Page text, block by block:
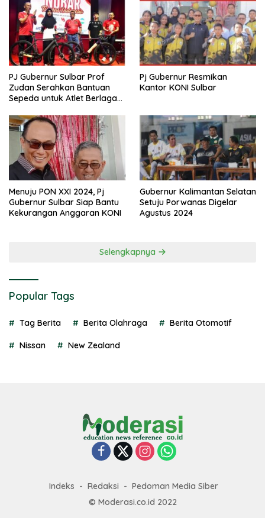
PJ Gubernur Sulbar Prof
Zudan Serahkan Bantuan
Sepeda untuk Atlet Berlaga
Pj Gubernur Resmikan
Kantor KONI Sulbar
Menuju PON XXI 2024, Pj
Gubernur Sulbar Siap Bantu
Kekurangan Anggaran KONI
Gubernur Kalimantan Selatan
Setuju Porwanas Digelar
Agustus 2024
Selengkapnya
Popular Tags
Tag Berita Berita Olahraga Berita Otomotif
Nissan New Zealand
Indeks Redaksi
Pedoman Media Siber
© Moderasi.co.id 2022